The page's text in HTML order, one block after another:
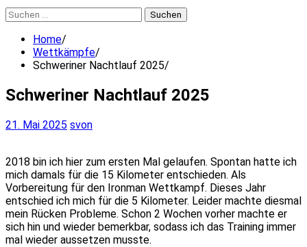
Suchen
nach:
Home
Wettkämpfe
Schweriner Nachtlauf 2025
Schweriner Nachtlauf 2025
21. Mai 2025 svon
2018 bin ich hier zum ersten Mal gelaufen. Spontan hatte ich
mich damals für die 15 Kilometer entschieden. Als
Vorbereitung für den Ironman Wettkampf. Dieses Jahr
entschied ich mich für die 5 Kilometer. Leider machte diesmal
mein Rücken Probleme. Schon 2 Wochen vorher machte er
sich hin und wieder bemerkbar, sodass ich das Training immer
mal wieder aussetzen musste.